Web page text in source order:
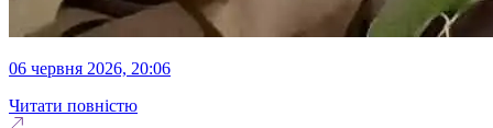
06 червня 2026, 20:06
Читати повністю